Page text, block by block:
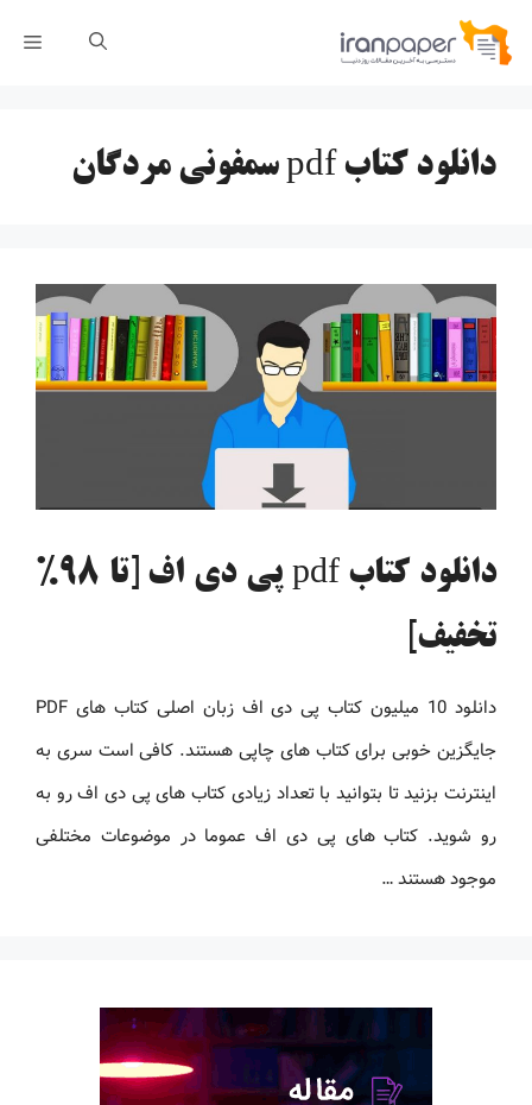
پرش
دانلود کتاب pdf سمفونی مردگان
دانلود کتاب pdf پی دی اف [تا 98%
تخفیف]
دانلود 10 میلیون کتاب پی دی اف زبان اصلی کتاب های PDF
جایگزین خوبی برای کتاب های چاپی هستند. کافی است سری به
اینترنت بزنید تا بتوانید با تعداد زیادی کتاب های پی دی اف رو به
رو شوید. کتاب های پی دی اف عموما در موضوعات مختلفی
موجود هستند …